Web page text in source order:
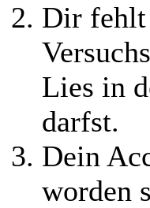
Dir fehlt
Lies in
darfst.
Dein
worden